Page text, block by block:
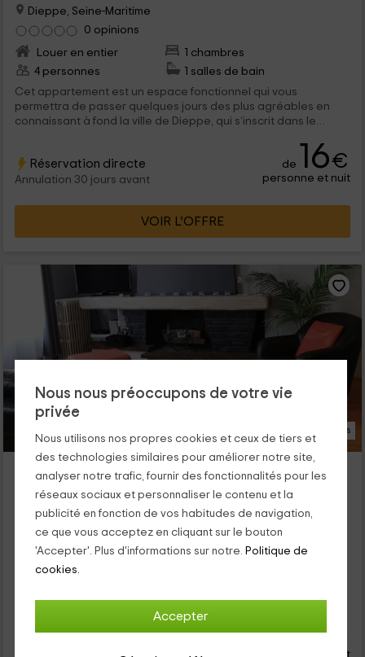
Nous nous préoccupons de votre vie
privée
Nous utilisons nos propres cookies et ceux de tiers et
des technologies similaires pour améliorer notre site,
analyser notre trafic, fournir des fonctionnalités pour les
réseaux sociaux et personnaliser le contenu et la
publicité en fonction de vos habitudes de navigation,
ce que vous acceptez en cliquant sur le bouton
'Accepter'. Plus d'informations sur notre.
Politique de
cookies.
Accepter
Dieppe, Seine-Maritime
0 opinions
Louer en entier
1 chambres
4 personnes
1 salles de bain
Cet appartement est un espace fonctionnel qui vous
permettra de passer quelques jours des plus agréables en
connaissant à fond la ville de Dieppe, qui s’inscrit dans le
personnes qui vont pouvoir profiter des paysages uniques et
des chambres confortables et complètement mansardées
pour quelques jours parfaits.
Réservation directe
Annulation 30 jours avant
de 16€
personne et nuit
VOIR L’OFFRE
16 Photos
Les Gîtes de Marjorie- La Maison de Jeanne
0 opinions
Louer en entier
2 chambres
5 personnes
1 salles de bain
Cet appartement se trouve dans une zone parfaite pour vous
et concrètement sans quitter la ville de Dieppe. En son
intérieur, le logement à une capacité pour un maximum de 5
personnes qui pourront profiter de pièces bien équipées,14
personne et nuit